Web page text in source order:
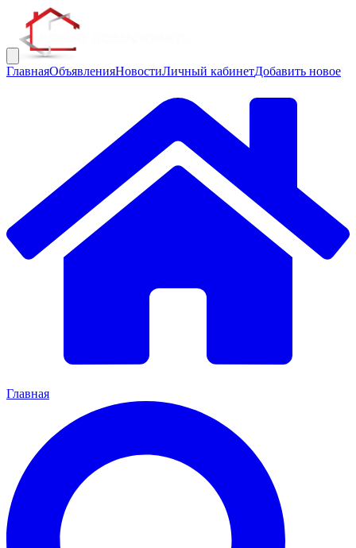
ГлавнаяОбъявленияНовостиЛичный кабинетДобавить новое
Главная